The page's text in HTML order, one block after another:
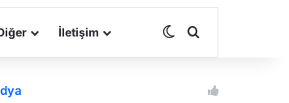
İletişim Dış görünümü